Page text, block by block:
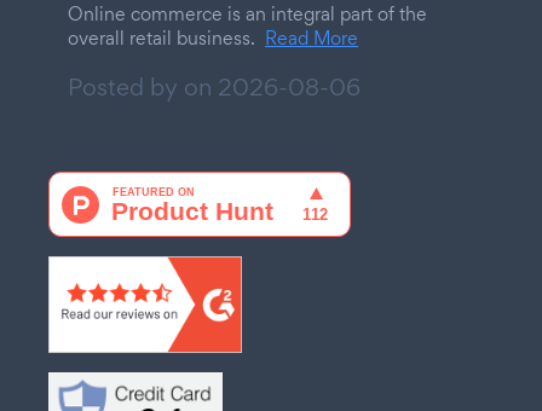
Online commerce is an integral part of the
overall retail business. Read More
Posted by on 2026-08-06